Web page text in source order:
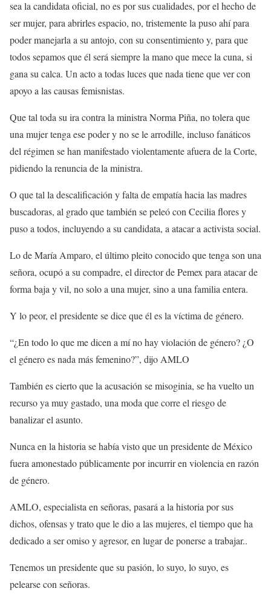
sea la candidata oficial, no es por sus cualidades, por el hecho de
ser mujer, para abrirles espacio, no, tristemente la puso ahí para
poder manejarla a su antojo, con su consentimiento y, para que
todos sepamos que él será siempre la mano que mece la cuna, si
gana su calca. Un acto a todas luces que nada tiene que ver con
apoyo a las causas femisnistas.
Que tal toda su ira contra la ministra Norma Piña, no tolera que
una mujer tenga ese poder y no se le arrodille, incluso fanáticos
del régimen se han manifestado violentamente afuera de la Corte,
pidiendo la renuncia de la ministra.
O que tal la descalificación y falta de empatía hacia las madres
buscadoras, al grado que también se peleó con Cecilia flores y
puso a todos, incluyendo a su candidata, a atacar a activista social.
Lo de María Amparo, el último pleito conocido que tenga son una
señora, ocupó a su compadre, el director de Pemex para atacar de
forma baja y vil, no solo a una mujer, sino a una familia entera.
Y lo peor, el presidente se dice que él es la víctima de género.
“¿En todo lo que me dicen a mí no hay violación de género? ¿O
el género es nada más femenino?”, dijo AMLO
También es cierto que la acusación se misoginia, se ha vuelto un
recurso ya muy gastado, una moda que corre el riesgo de
banalizar el asunto.
Nunca en la historia se había visto que un presidente de México
fuera amonestado públicamente por incurrir en violencia en razón
de género.
AMLO, especialista en señoras, pasará a la historia por sus
dichos, ofensas y trato que le dio a las mujeres, el tiempo que ha
dedicado a ser omiso y agresor, en lugar de ponerse a trabajar..
Tenemos un presidente que su pasión, lo suyo, lo suyo, es
pelearse con señoras.